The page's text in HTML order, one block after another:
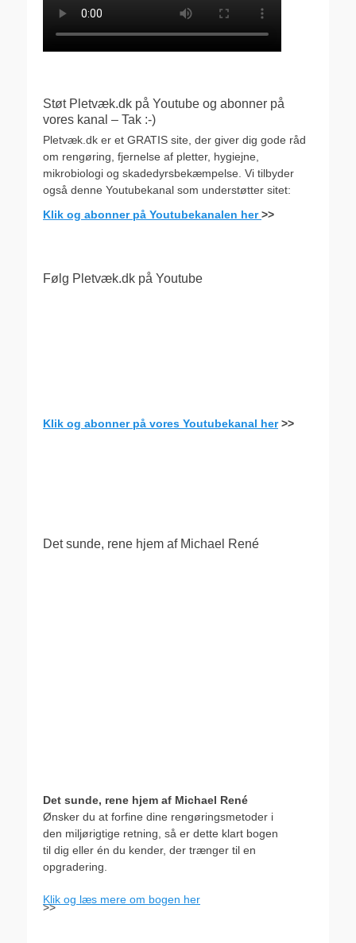
Støt Pletvæk.dk på Youtube og abonner på
vores kanal – Tak :-)
Pletvæk.dk er et GRATIS site, der giver dig gode råd
om rengøring, fjernelse af pletter, hygiejne,
mikrobiologi og skadedyrsbekæmpelse. Vi tilbyder
også denne Youtubekanal som understøtter sitet:
Klik og abonner på Youtubekanalen her>>
Følg Pletvæk.dk på Youtube
Klik og abonner på vores Youtubekanal her>>
Det sunde, rene hjem af Michael René
Det sunde, rene hjem af Michael René
Ønsker du at forfine dine rengøringsmetoder i
den miljørigtige retning, så er dette klart bogen
til dig eller én du kender, der trænger til en
opgradering.
Klik og læs mere om bogen her
>>